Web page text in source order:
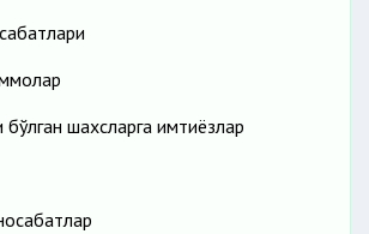
бўлган шахсларга имтиёзлар